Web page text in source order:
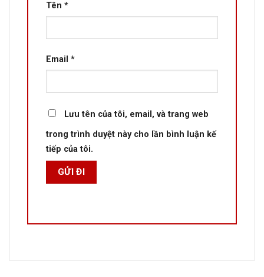
Tên *
Email *
Lưu tên của tôi, email, và trang web
trong trình duyệt này cho lần bình luận kế
tiếp của tôi.